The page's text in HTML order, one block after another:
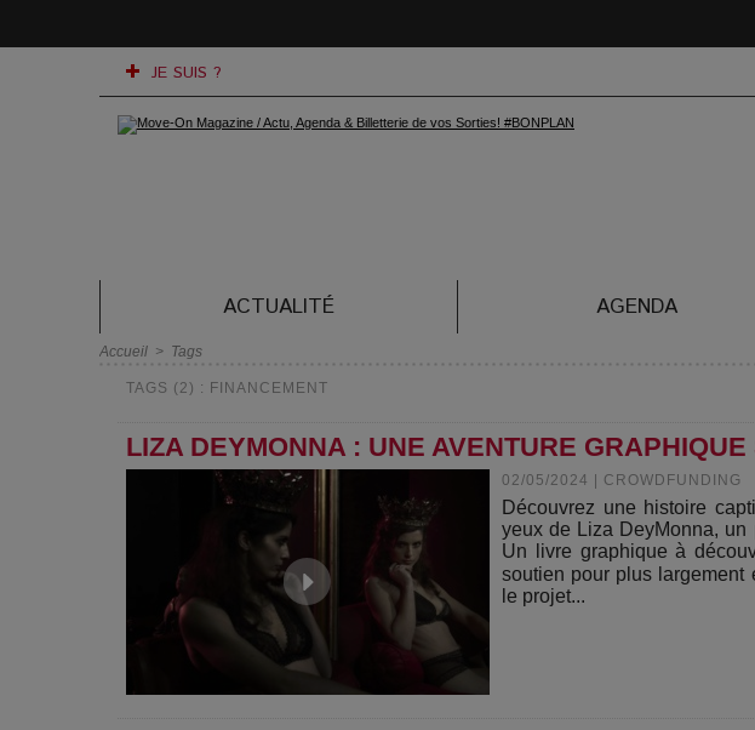
JE SUIS ?
ACTUALITÉ AGENDA
Accueil > Tags
TAGS (2) : FINANCEMENT
LIZA DEYMONNA : UNE AVENTURE
02/05/2024 CROWDFUNDING
Découvrez une histoire
yeux de Liza DeyMonna,
Un livre graphique à
soutien pour plus
le projet...